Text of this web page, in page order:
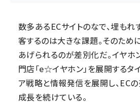
数多あるECサイトのなで、埋も
客するのは大きな課題。そのため
あげられるのが差別化だ。イヤホ
門店「e☆イヤホン」を展開するタ
ア戦略と情報発信を展開し、EC
成長を続けている。